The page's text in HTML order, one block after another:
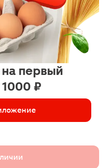
первый
1000 ₽